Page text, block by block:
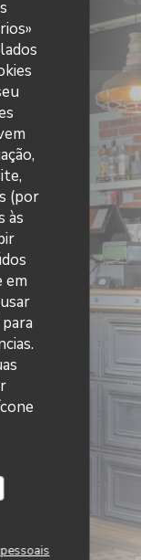
(por
às
em